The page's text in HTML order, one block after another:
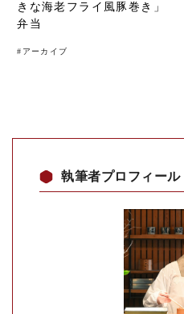
きな海老フライ風豚巻き」
弁当
# アーカイブ
執筆者プロフィール